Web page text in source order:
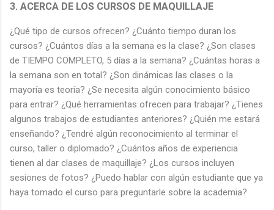
3. ACERCA DE LOS CURSOS DE MAQUILLAJE
¿Qué tipo de cursos ofrecen? ¿Cuánto tiempo duran los
cursos? ¿Cuántos días a la semana es la clase? ¿Son clases
de TIEMPO COMPLETO, 5 días a la semana? ¿Cuántas horas a
la semana son en total? ¿Son dinámicas las clases o la
mayoría es teoría? ¿Se necesita algún conocimiento básico
para entrar? ¿Qué herramientas ofrecen para trabajar? ¿Tienes
algunos trabajos de estudiantes anteriores? ¿Quién me estará
enseñando? ¿Tendré algún reconocimiento al terminar el
curso, taller o diplomado? ¿Cuántos años de experiencia
tienen al dar clases de maquillaje? ¿Los cursos incluyen
sesiones de fotos? ¿Puedo hablar con algún estudiante que ya
haya tomado el curso para preguntarle sobre la academia?